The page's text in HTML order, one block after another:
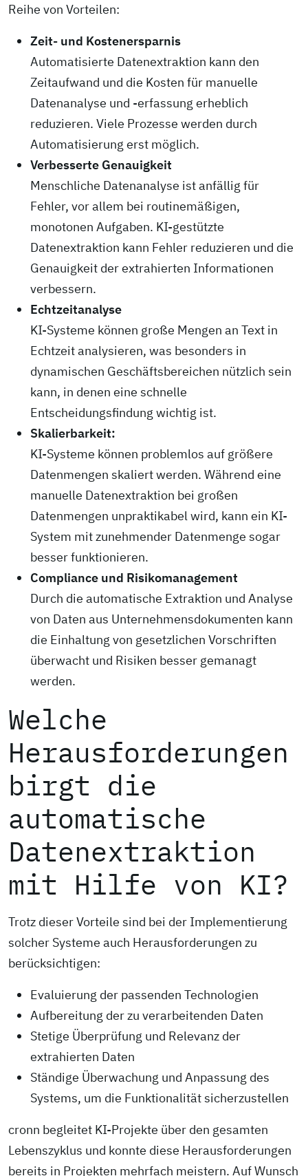
Reihe von Vorteilen:
Zeit- und Kostenersparnis
Automatisierte Datenextraktion kann den
Zeitaufwand und die Kosten für manuelle
Datenanalyse und -erfassung erheblich
reduzieren. Viele Prozesse werden durch
Automatisierung erst möglich.
Verbesserte Genauigkeit
Menschliche Datenanalyse ist anfällig für
Fehler, vor allem bei routinemäßigen,
monotonen Aufgaben. KI-gestützte
Datenextraktion kann Fehler reduzieren und die
Genauigkeit der extrahierten Informationen
verbessern.
Echtzeitanalyse
KI-Systeme können große Mengen an Text in
Echtzeit analysieren, was besonders in
dynamischen Geschäftsbereichen nützlich sein
kann, in denen eine schnelle
Entscheidungsfindung wichtig ist.
Skalierbarkeit:
KI-Systeme können problemlos auf größere
Datenmengen skaliert werden. Während eine
manuelle Datenextraktion bei großen
Datenmengen unpraktikabel wird, kann ein KI-
System mit zunehmender Datenmenge sogar
besser funktionieren.
Compliance und Risikomanagement
Durch die automatische Extraktion und Analyse
von Daten aus Unternehmensdokumenten kann
die Einhaltung von gesetzlichen Vorschriften
überwacht und Risiken besser gemanagt
werden.
Welche
Herausforderungen
birgt die
automatische
Datenextraktion
mit Hilfe von KI?
Trotz dieser Vorteile sind bei der Implementierung
solcher Systeme auch Herausforderungen zu
berücksichtigen:
Evaluierung der passenden Technologien
Aufbereitung der zu verarbeitenden Daten
Stetige Überprüfung und Relevanz der
extrahierten Daten
Ständige Überwachung und Anpassung des
Systems, um die Funktionalität sicherzustellen
cronn begleitet KI-Projekte über den gesamten
Lebenszyklus und konnte diese Herausforderungen
bereits in Projekten mehrfach meistern. Auf Wunsch